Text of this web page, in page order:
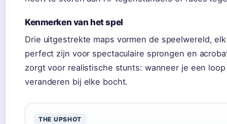
Kenmerken van het spel
Drie uitgestrekte maps vormen de speelwereld,
perfect zijn voor spectaculaire sprongen en
zorgt voor realistische stunts: wanneer je een
veranderen bij elke bocht.
THE UPSHOT